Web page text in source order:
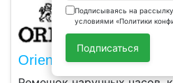
Подписываясь на
условиями «Политики
Подписаться
Orient CET0B002